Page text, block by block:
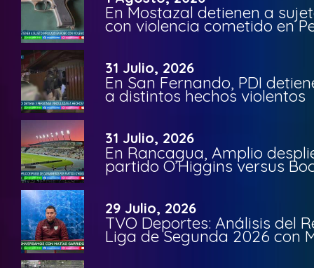
En Mostazal detienen a
con violencia cometido en
31 Julio, 2026
En San Fernando, PDI
a distintos hechos violentos
31 Julio, 2026
En Rancagua, Amplio
partido O’Higgins versus
29 Julio, 2026
TVO Deportes: Análisis del
Liga de Segunda 2026 con